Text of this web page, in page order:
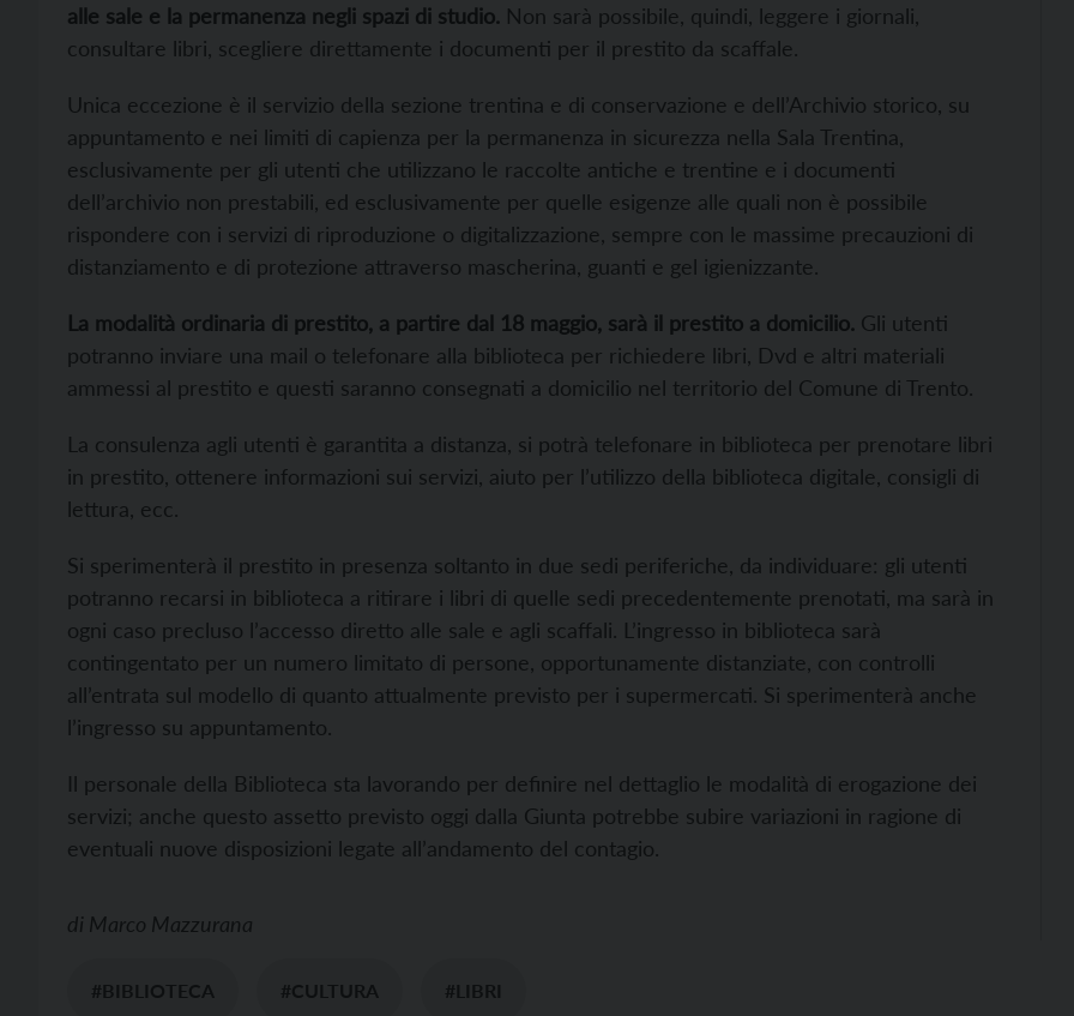
alle sale e la permanenza negli spazi di studio. Non sarà possibile, quindi, leggere i giornali,
consultare libri, scegliere direttamente i documenti per il prestito da scaffale.
Unica eccezione è il servizio della sezione trentina e di conservazione e dell’Archivio storico, su
appuntamento e nei limiti di capienza per la permanenza in sicurezza nella Sala Trentina,
esclusivamente per gli utenti che utilizzano le raccolte antiche e trentine e i documenti
dell’archivio non prestabili, ed esclusivamente per quelle esigenze alle quali non è possibile
rispondere con i servizi di riproduzione o digitalizzazione, sempre con le massime precauzioni di
distanziamento e di protezione attraverso mascherina, guanti e gel igienizzante.
La modalità ordinaria di prestito, a partire dal 18 maggio, sarà il prestito a domicilio. Gli utenti
potranno inviare una mail o telefonare alla biblioteca per richiedere libri, Dvd e altri materiali
ammessi al prestito e questi saranno consegnati a domicilio nel territorio del Comune di Trento.
La consulenza agli utenti è garantita a distanza, si potrà telefonare in biblioteca per prenotare libri
in prestito, ottenere informazioni sui servizi, aiuto per l’utilizzo della biblioteca digitale, consigli di
lettura, ecc.
Si sperimenterà il prestito in presenza soltanto in due sedi periferiche, da individuare: gli utenti
potranno recarsi in biblioteca a ritirare i libri di quelle sedi precedentemente prenotati, ma sarà in
ogni caso precluso l’accesso diretto alle sale e agli scaffali. L’ingresso in biblioteca sarà
contingentato per un numero limitato di persone, opportunamente distanziate, con controlli
all’entrata sul modello di quanto attualmente previsto per i supermercati. Si sperimenterà anche
l’ingresso su appuntamento.
Il personale della Biblioteca sta lavorando per definire nel dettaglio le modalità di erogazione dei
servizi; anche questo assetto previsto oggi dalla Giunta potrebbe subire variazioni in ragione di
eventuali nuove disposizioni legate all’andamento del contagio.
di Marco Mazzurana
#BIBLIOTECA #CULTURA #LIBRI